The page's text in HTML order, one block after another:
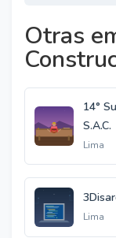
Otras
14°
S.A.C.
Lima
Lima